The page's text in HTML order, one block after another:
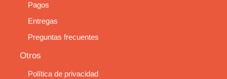
Pagos
Entregas
Preguntas frecuentes
Otros
Política de privacidad